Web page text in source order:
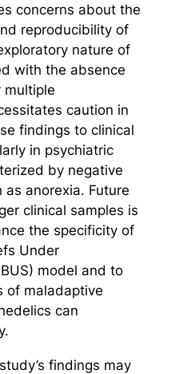
concerns about the
reproducibility of
nature of
with the absence
multiple
caution in
findings to clinical
in psychiatric
by negative
anorexia. Future
clinical samples is
the specificity of
Under
model and to
of maladaptive
can
findings may